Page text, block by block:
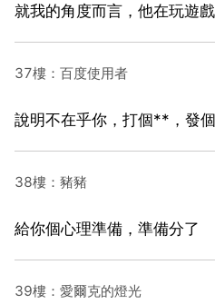
就我的角度而言，他在玩遊
37樓：百度使用者
說明不在乎你，打個**，發
38樓：豬豬
給你個心理準備，準備分了
39樓：愛爾克的燈光